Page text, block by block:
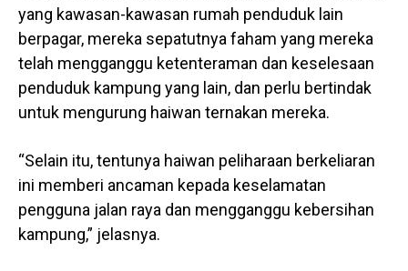
yang kawasan-kawasan rumah penduduk lain
berpagar, mereka sepatutnya faham yang mereka
telah mengganggu ketenteraman dan keselesaan
penduduk kampung yang lain, dan perlu bertindak
untuk mengurung haiwan ternakan mereka.
“Selain itu, tentunya haiwan peliharaan berkeliaran
ini memberi ancaman kepada keselamatan
pengguna jalan raya dan mengganggu kebersihan
kampung,” jelasnya.